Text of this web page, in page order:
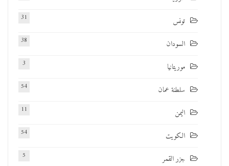
تونس 31
السودان 38
موريتانيا 3
سلطنة عمان 54
اليمن 11
الكويت 54
جزر القمر 5